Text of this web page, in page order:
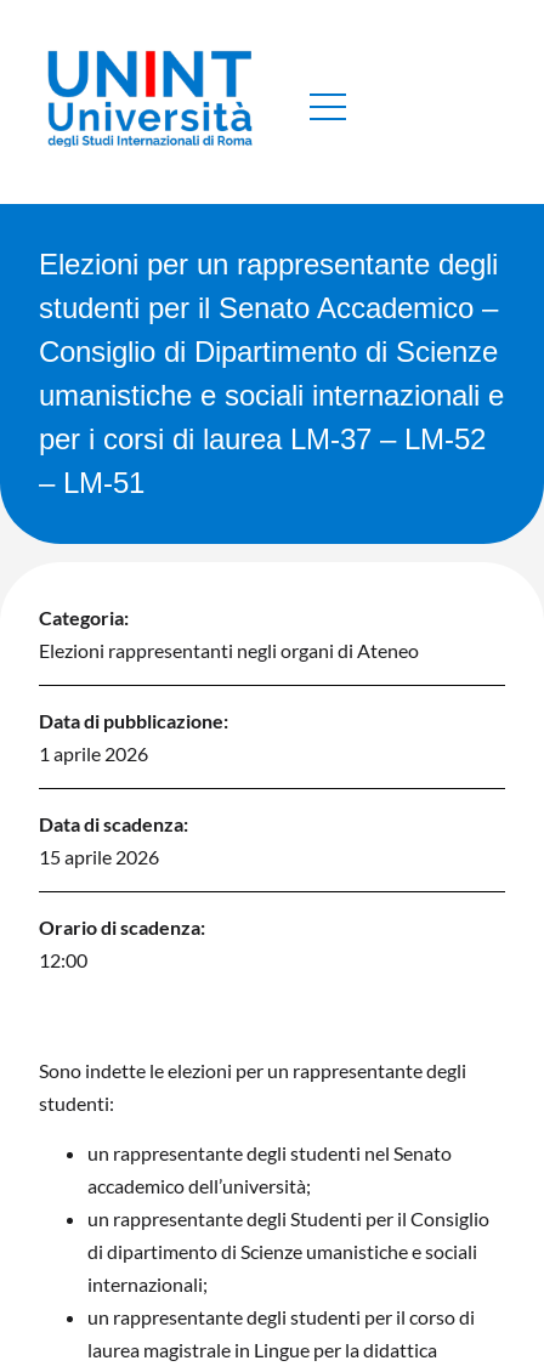
Elezioni per un rappresentante degli
studenti per il Senato Accademico –
Consiglio di Dipartimento di Scienze
umanistiche e sociali internazionali e
per i corsi di laurea LM-37 – LM-52
– LM-51
Categoria:
Elezioni rappresentanti negli organi di Ateneo
Data di pubblicazione:
1 aprile 2026
Data di scadenza:
15 aprile 2026
Orario di scadenza:
12:00
Sono indette le elezioni per un rappresentante degli
studenti:
un rappresentante degli studenti nel Senato
accademico dell’università;
un rappresentante degli Studenti per il Consiglio
di dipartimento di Scienze umanistiche e sociali
internazionali;
un rappresentante degli studenti per il corso di
laurea magistrale in Lingue per la didattica